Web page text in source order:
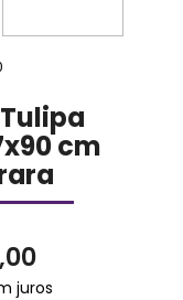
cm
juros